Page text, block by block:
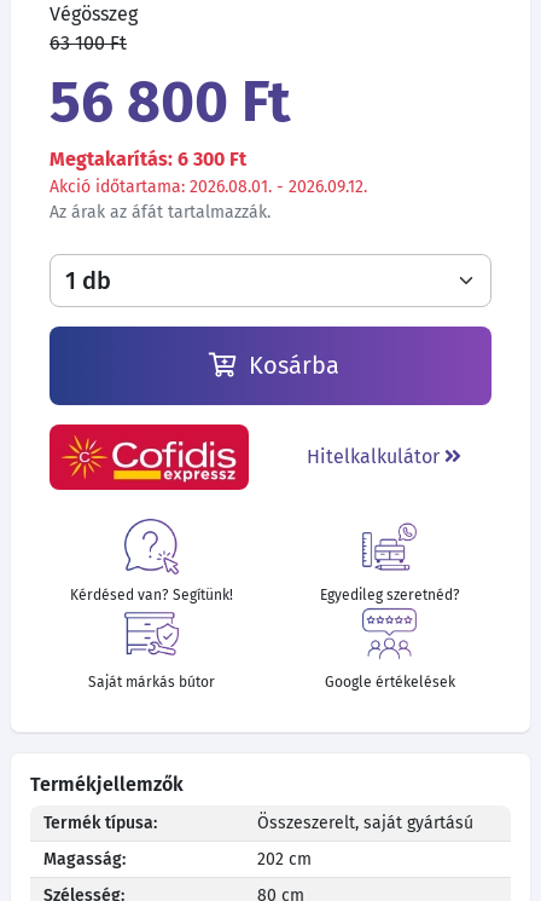
Végösszeg
63 100 Ft
56 800 Ft
Megtakarítás: 6 300 Ft
Akció időtartama: 2026.08.01. - 2026.09.12.
Az árak az áfát tartalmazzák.
Kosárba
Hitelkalkulátor
Kérdésed van? Segítünk! Egyedileg szeretnéd?
Saját márkás bútor Google értékelések
Termékjellemzők
Termék típusa:
Összeszerelt, saját gyártású
Magasság:
202 cm
Szélesség:
80 cm